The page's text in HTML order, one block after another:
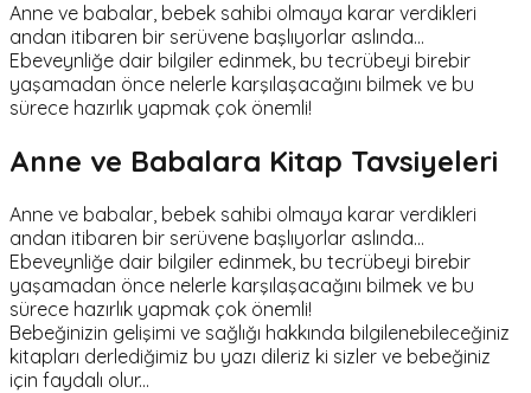
Anne ve babalar, bebek sahibi olmaya karar verdikleri
andan itibaren bir serüvene başlıyorlar aslında...
Ebeveynliğe dair bilgiler edinmek, bu tecrübeyi birebir
yaşamadan önce nelerle karşılaşacağını bilmek ve bu
sürece hazırlık yapmak çok önemli!
Anne ve Babalara Kitap Tavsiyeleri
Anne ve babalar, bebek sahibi olmaya karar verdikleri
andan itibaren bir serüvene başlıyorlar aslında...
Ebeveynliğe dair bilgiler edinmek, bu tecrübeyi birebir
yaşamadan önce nelerle karşılaşacağını bilmek ve bu
sürece hazırlık yapmak çok önemli!
Bebeğinizin gelişimi ve sağlığı hakkında bilgilenebileceğiniz
kitapları derlediğimiz bu yazı dileriz ki sizler ve bebeğiniz
için faydalı olur...